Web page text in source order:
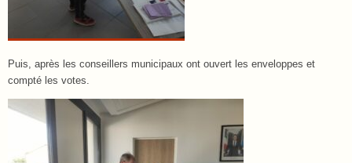
Puis, après les conseillers municipaux ont ouvert les enveloppes et
compté les votes.